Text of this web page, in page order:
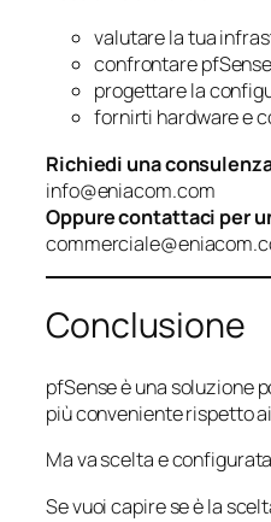
valutare la tua
confrontare
progettare la
fornirti hardware e
Richiedi una
info@eniacom.com
Oppure contattaci per
Conclusione
pfSense è una soluzione
più conveniente rispetto
Ma va scelta e
Se vuoi capire se è la